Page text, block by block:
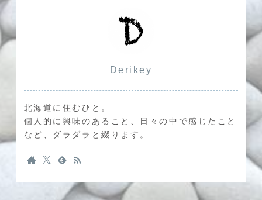
Derikey
北海道に住むひと。
個人的に興味のあること、日々の中で感じたこと
など、ダラダラと綴ります。